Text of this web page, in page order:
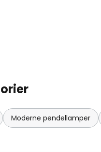
Moderne pendellamper